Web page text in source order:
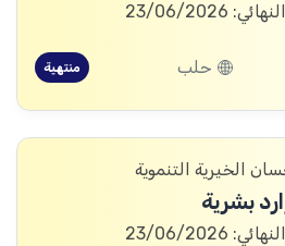
23/06/2026
حلب منتهية
الخيرية التنموية
بشرية
23/06/2026